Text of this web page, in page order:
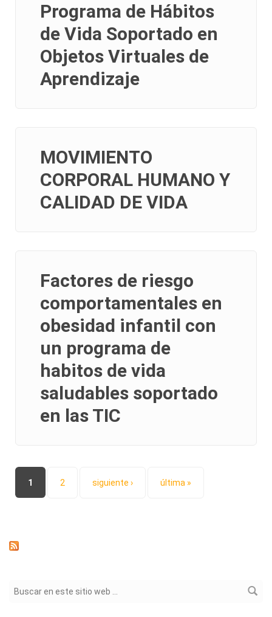
Programa de Hábitos
de Vida Soportado en
Objetos Virtuales de
Aprendizaje
MOVIMIENTO
CORPORAL HUMANO Y
CALIDAD DE VIDA
Factores de riesgo
comportamentales en
obesidad infantil con
un programa de
habitos de vida
saludables soportado
en las TIC
Páginas
1 2 siguiente › última »
Formulario de búsqueda